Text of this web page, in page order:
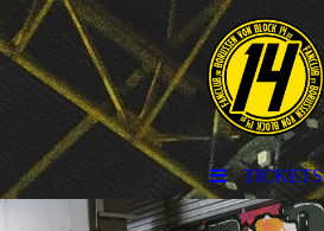
TICKETS